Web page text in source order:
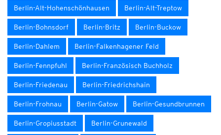
Berlin-Alt-Hohenschönhausen Berlin-Alt-Treptow
Berlin-Bohnsdorf Berlin-Britz Berlin-Buckow
Berlin-Dahlem Berlin-Falkenhagener Feld
Berlin-Fennpfuhl Berlin-Französisch Buchholz
Berlin-Friedenau Berlin-Friedrichshain
Berlin-Frohnau Berlin-Gatow Berlin-Gesundbrunnen
Berlin-Gropiusstadt Berlin-Grunewald